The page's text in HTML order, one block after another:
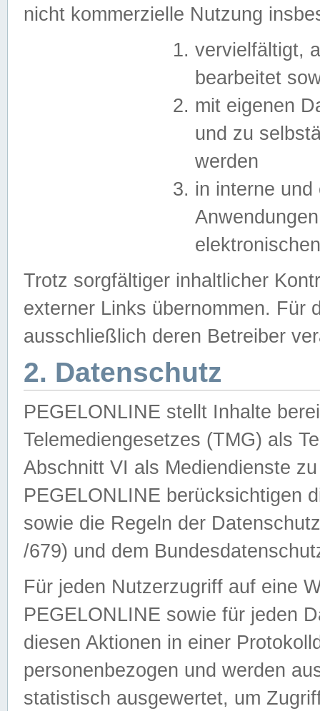
nicht kommerzielle Nutzung
vervielfältigt,
bearbeitet
mit eigenen
und zu
werden
in interne
Trotz sorgfältiger inhaltlicher
externer Links übernommen. Für
ausschließlich deren Betreiber
2. Datenschutz
PEGELONLINE stellt Inhalte
Telemediengesetzes (TMG) als
Abschnitt VI als Mediendienste
PEGELONLINE berücksichtigen
sowie die Regeln der
/679) und dem
Für jeden Nutzerzugriff auf eine
PEGELONLINE sowie für jeden
diesen Aktionen in einer
personenbezogen und werden
statistisch ausgewertet, um